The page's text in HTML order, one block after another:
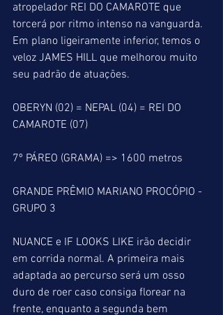
atropelador REI DO CAMAROTE que
torcerá por ritmo intenso na vanguarda.
Em plano ligeiramente inferior, temos o
veloz JAMES HILL que melhorou muito
seu padrão de atuações.
OBERYN (02) = NEPAL (04) = REI DO
CAMAROTE (07)
7º PÁREO (GRAMA) => 1600 metros
GRANDE PRÊMIO MARIANO PROCÓPIO -
GRUPO 3
NUANCE e IF LOOKS LIKE irão decidir
em corrida normal. A primeira mais
adaptada ao percurso será um osso
duro de roer caso consiga florear na
frente, enquanto a segunda bem